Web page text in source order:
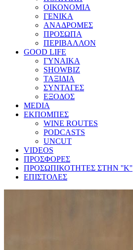
ΟΙΚΟΝΟΜΙΑ
ΓΕΝΙΚΑ
ΑΝΑΔΡΟΜΕΣ
ΠΡΟΣΩΠΑ
ΠΕΡΙΒΑΛΛΟΝ
GOOD LIFE
ΓΥΝΑΙΚΑ
SHOWBIZ
ΤΑΞΙΔΙΑ
ΣΥΝΤΑΓΕΣ
ΕΞΟΔΟΣ
MEDIA
ΕΚΠΟΜΠΕΣ
WINE ROUTES
PODCASTS
UNCUT
VIDEOS
ΠΡΟΣΦΟΡΕΣ
ΠΡΟΣΩΠΙΚΟΤΗΤΕΣ ΣΤΗΝ ''Κ''
ΕΠΙΣΤΟΛΕΣ